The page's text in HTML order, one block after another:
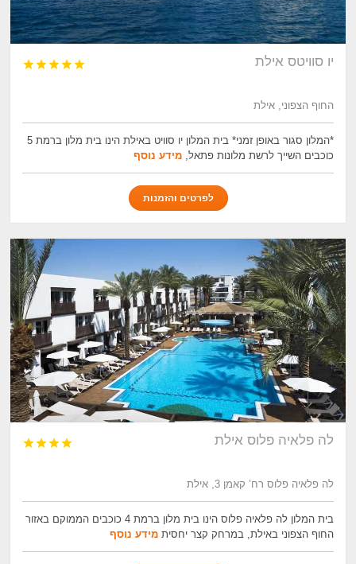
יו‏ סוויטס אילת 




החוף הצפוני, אילת
*המלון סגור באופן זמני* בית המלון יו סוויט באילת הינו בית מלון ברמת 5
כוכבים השייך לרשת מלונות פתאל,מידע נוסף
לפרטים והזמנות
לה פלאיה פלוס אילת 



לה פלאיה פלוס רח’ קאמן 3, אילת
בית המלון לה פלאיה פלוס הינו בית מלון ברמת 4 כוכבים הממוקם באזור
החוף הצפוני באילת, במרחק קצר יחסיתמידע נוסף